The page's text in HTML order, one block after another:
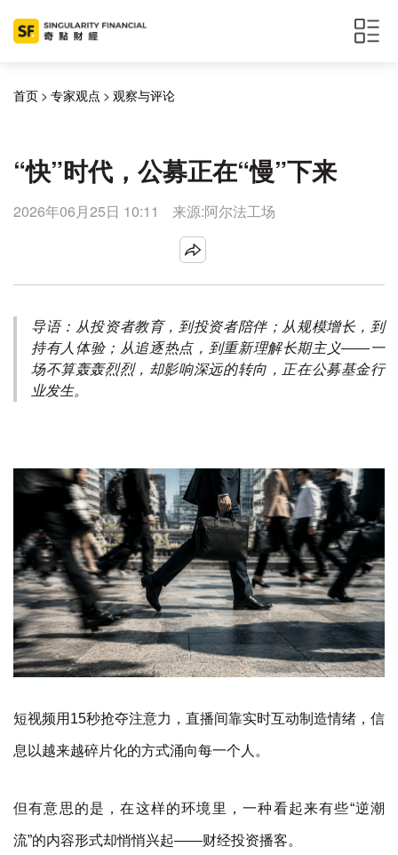
首页 > 专家观点 > 观察与评论
“快”时代，公募正在“慢”下来
2026年06月25日 10:11 来源:阿尔法工场
导语：从投资者教育，到投资者陪伴；从规模增长，到
持有人体验；从追逐热点，到重新理解长期主义——一
场不算轰轰烈烈，却影响深远的转向，正在公募基金行
业发生。
短视频用15秒抢夺注意力，直播间靠实时互动制造情绪，信
息以越来越碎片化的方式涌向每一个人。
但有意思的是，在这样的环境里，一种看起来有些“逆潮
流”的内容形式却悄悄兴起——财经投资播客。